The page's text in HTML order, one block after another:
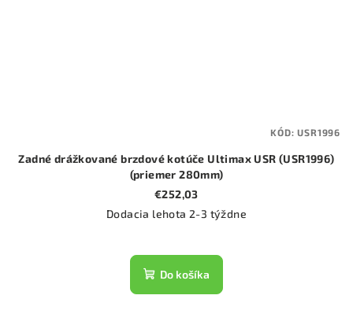
Zadné drážkované brzdové kotúče Ultimax USR (USR1996)
(priemer 280mm)
€252,03
Dodacia lehota 2-3 týždne
Do košíka
KÓD:USR1996